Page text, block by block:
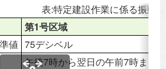
表:特定建設作業に係る振動
第1号区域
値 75デシベル
午後7時から翌日の午前7時まで